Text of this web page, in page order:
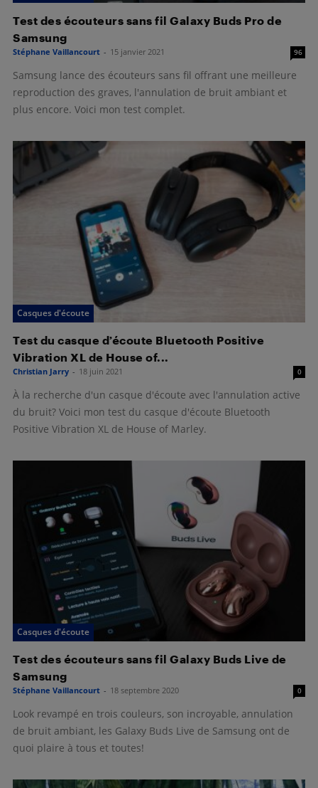
Test des écouteurs sans fil Galaxy Buds Pro de
Samsung
Stéphane Vaillancourt - 15 janvier 2021 96
Samsung lance des écouteurs sans fil offrant une meilleure
reproduction des graves, l'annulation de bruit ambiant et
plus encore. Voici mon test complet.
Casques d'écoute
Test du casque d’écoute Bluetooth Positive
Vibration XL de House of...
Christian Jarry - 18 juin 2021 0
À la recherche d'un casque d'écoute avec l'annulation active
du bruit? Voici mon test du casque d'écoute Bluetooth
Positive Vibration XL de House of Marley.
Casques d'écoute
Test des écouteurs sans fil Galaxy Buds Live de
Samsung
Stéphane Vaillancourt - 18 septembre 2020 0
Look revampé en trois couleurs, son incroyable, annulation
de bruit ambiant, les Galaxy Buds Live de Samsung ont de
quoi plaire à tous et toutes!